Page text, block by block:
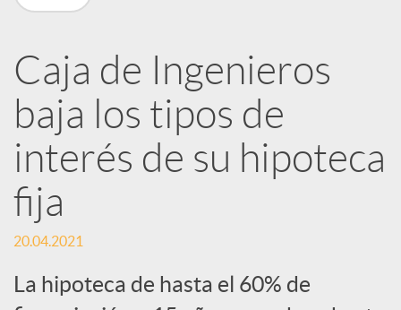
R
e
d
e
s
Caja de Ingenieros
baja los tipos de
interés de su hipoteca
fija
20.04.2021
La hipoteca de hasta el 60% de